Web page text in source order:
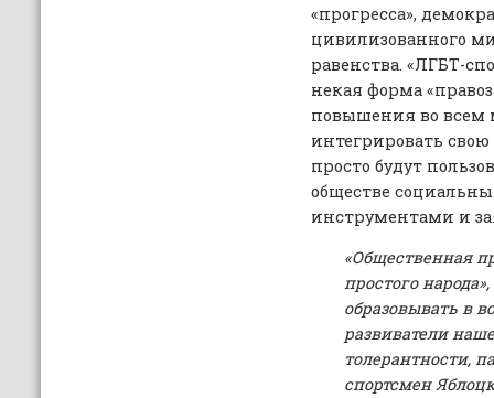
«прогресса»,
цивилизованного
равенства. «ЛГБТ-
некая форма
повышения во всем
интегрировать
просто будут
обществе
инструментами и
«Общественная
простого
образовывать в
развиватели
толерантности,
спортсмен